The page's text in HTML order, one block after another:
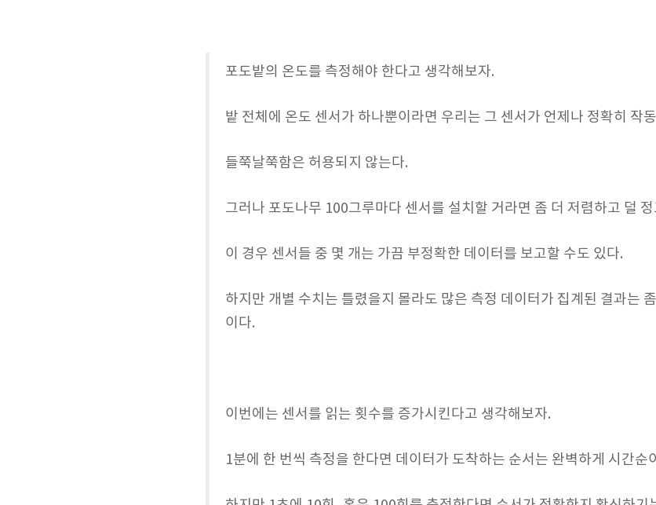
포도밭의 온도를 측정해야 한다고 생각해보자.
밭 전체에 온도 센서가 하나뿐이라면 우리는 그 센서가 언제나 정확히 작
들쭉날쭉함은 허용되지 않는다.
그러나 포도나무 100그루마다 센서를 설치할 거라면 좀 더 저렴하고 덜
이 경우 센서들 중 몇 개는 가끔 부정확한 데이터를 보고할 수도 있다.
하지만 개별 수치는 틀렸을지 몰라도 많은 측정 데이터가 집계된 결과는
이다.
이번에는 센서를 읽는 횟수를 증가시킨다고 생각해보자.
1분에 한 번씩 측정을 한다면 데이터가 도착하는 순서는 완벽하게 시간순